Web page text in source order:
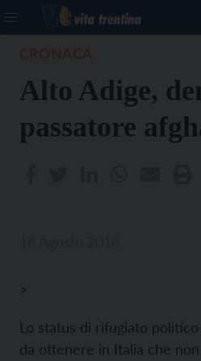
Alto Adige,
passatore
>
Lo status di rifugiato
da ottenere in Italia che